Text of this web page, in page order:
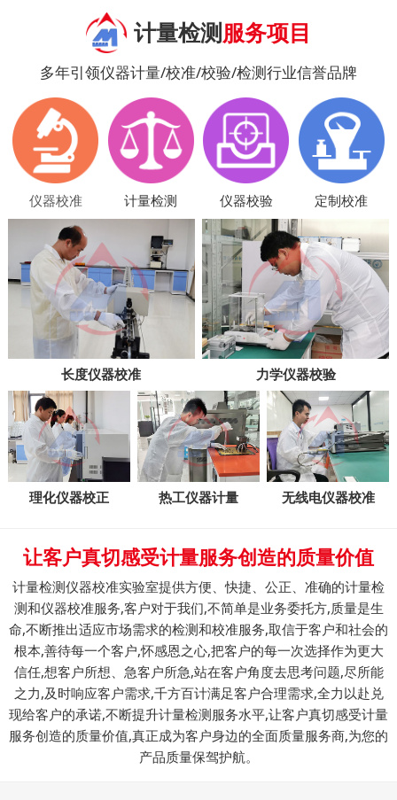
计量检测服务项目
多年引领仪器计量/校准/校验/检测行业信誉品牌
仪器校准 计量检测 仪器校验 定制校准
长度仪器校准 力学仪器校验
理化仪器校正 热工仪器计量 无线电仪器校准
让客户真切感受计量服务创造的质量价值
计量检测仪器校准实验室提供方便、快捷、公正、准确的计量检
测和仪器校准服务,客户对于我们,不简单是业务委托方,质量是生
命,不断推出适应市场需求的检测和校准服务,取信于客户和社会的
根本,善待每一个客户,怀感恩之心,把客户的每一次选择作为更大
信任,想客户所想、急客户所急,站在客户角度去思考问题,尽所能
之力,及时响应客户需求,千方百计满足客户合理需求,全力以赴兑
现给客户的承诺,不断提升计量检测服务水平,让客户真切感受计量
服务创造的质量价值,真正成为客户身边的全面质量服务商,为您的
产品质量保驾护航。